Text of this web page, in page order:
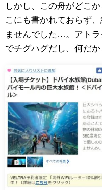
しかし、この舟がどこ
こにも書かれておらず
ませんでした…。アト
でチグハグだし、何だか